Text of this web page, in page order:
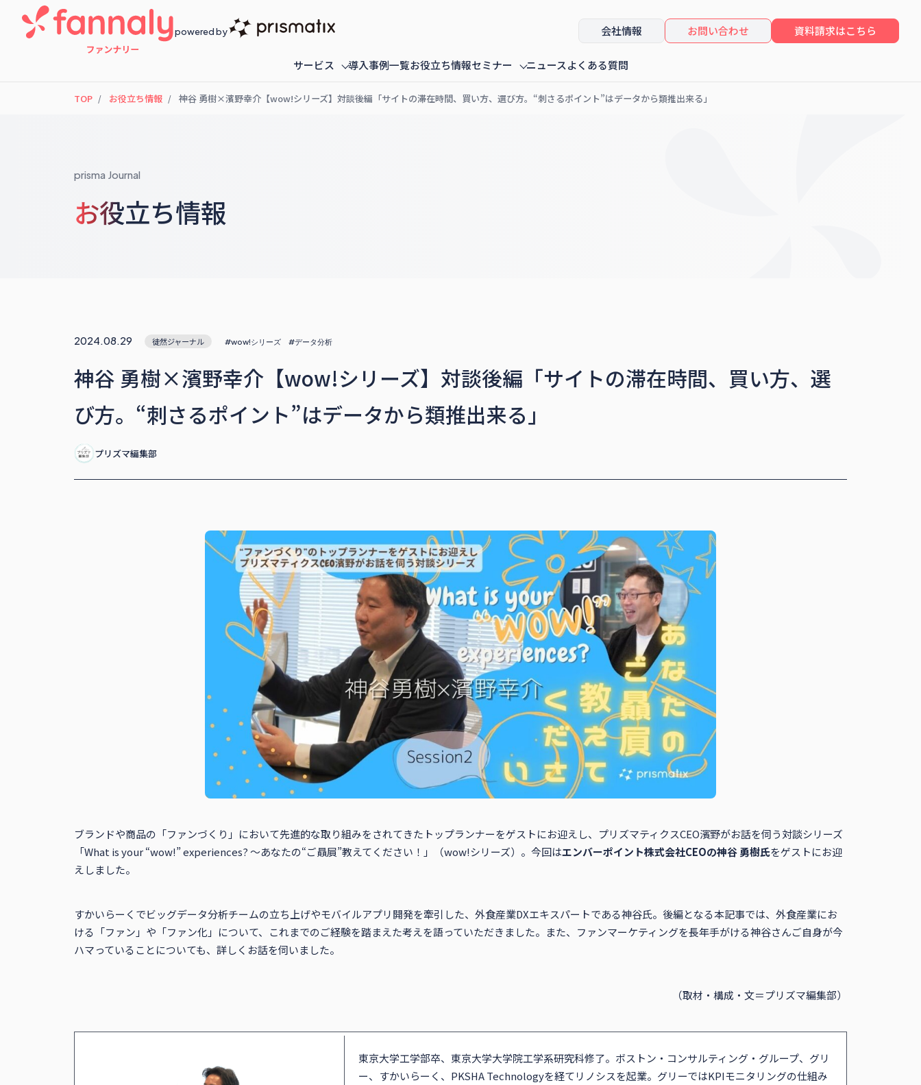
powered by 会社情報 お問い合わせ 資料請求はこちら
サービス 導入事例一覧お役立ち情報セミナー ニュースよくある質問
fannaly loyalty fannaly auth 導入・構築 コンサルティング
開催予定のセミナー オンデマンド配信中のセミナー 過去に配信したセミナーレポート
TOP お役立ち情報 神谷 勇樹×濱野幸介【wow!シリーズ】対談後編「サイトの滞在時間、買い方、選び方。“刺さるポイント”はデータから類推出来る」
prisma Journal
お役立ち情報
2024.08.29 徒然ジャーナル #wow!シリーズ #データ分析
神谷 勇樹×濱野幸介【wow!シリーズ】対談後編「サイトの滞在時間、買い方、選
び方。“刺さるポイント”はデータから類推出来る」
プリズマ編集部
ブランドや商品の「ファンづくり」において先進的な取り組みをされてきたトップランナーをゲストにお迎えし、プリズマティクスCEO濱野がお話を伺う対談シリーズ
「What is your “wow!” experiences? ～あなたの“ご贔屓”教えてください！」（wow!シリーズ）。今回はエンバーポイント株式会社CEOの神谷 勇樹氏をゲストにお迎
えしました。
すかいらーくでビッグデータ分析チームの立ち上げやモバイルアプリ開発を牽引した、外食産業DXエキスパートである神谷氏。後編となる本記事では、外食産業にお
ける「ファン」や「ファン化」について、これまでのご経験を踏まえた考えを語っていただきました。また、ファンマーケティングを長年手がける神谷さんご自身が今
ハマっていることについても、詳しくお話を伺いました。
（取材・構成・文＝プリズマ編集部）
東京大学工学部卒、東京大学大学院工学系研究科修了。ボストン・コンサルティング・グループ、グリ
ー、すかいらーく、PKSHA Technologyを経てリノシスを起業。グリーではKPIモニタリングの仕組み